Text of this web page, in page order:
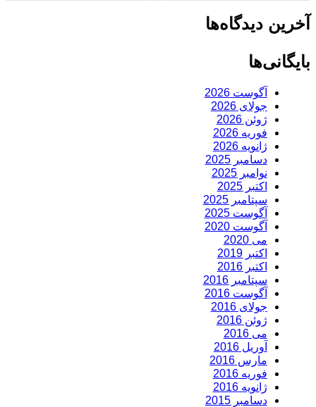
آخرین دیدگاه‌ها
بایگانی‌ها
آگوست 2026
جولای 2026
ژوئن 2026
فوریه 2026
ژانویه 2026
دسامبر 2025
نوامبر 2025
اکتبر 2025
سپتامبر 2025
آگوست 2025
آگوست 2020
می 2020
اکتبر 2019
اکتبر 2016
سپتامبر 2016
آگوست 2016
جولای 2016
ژوئن 2016
می 2016
آوریل 2016
مارس 2016
فوریه 2016
ژانویه 2016
دسامبر 2015